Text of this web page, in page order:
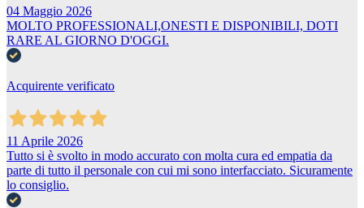
04 Maggio 2026
MOLTO PROFESSIONALI,ONESTI E DISPONIBILI, DOTI
RARE AL GIORNO D'OGGI.
Acquirente verificato
11 Aprile 2026
Tutto si è svolto in modo accurato con molta cura ed empatia da
parte di tutto il personale con cui mi sono interfacciato. Sicuramente
lo consiglio.